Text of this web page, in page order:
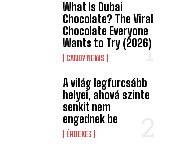
What Is Dubai
Chocolate? The Viral
Chocolate Everyone
Wants to Try (2026)
CANDY NEWS
A világ legfurcsább
helyei, ahová szinte
senkit nem
engednek be
ÉRDEKES